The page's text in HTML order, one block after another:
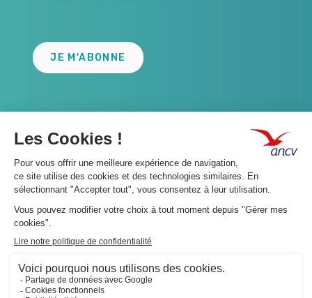
JE M'ABONNE
A propos 👇
Suivez-nous 👇
Infos légales 👇